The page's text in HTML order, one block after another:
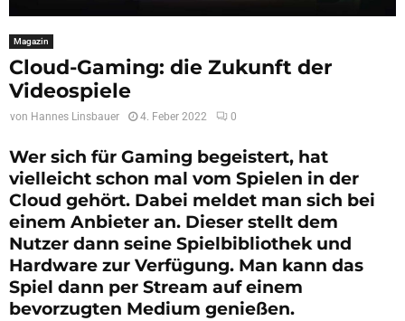
Magazin
Cloud-Gaming: die Zukunft der
Videospiele
von Hannes Linsbauer 4. Feber 2022 0
Wer sich für Gaming begeistert, hat
vielleicht schon mal vom Spielen in der
Cloud gehört. Dabei meldet man sich bei
einem Anbieter an. Dieser stellt dem
Nutzer dann seine Spielbibliothek und
Hardware zur Verfügung. Man kann das
Spiel dann per Stream auf einem
bevorzugten Medium genießen.